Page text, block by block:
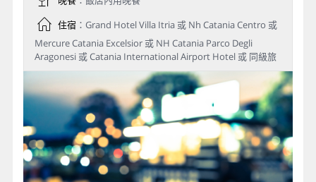
住宿：Grand Hotel Villa Itria 或 Nh Catania Centro 或
Mercure Catania Excelsior 或 NH Catania Parco Degli
Aragonesi 或 Catania International Airport Hotel 或 同級旅